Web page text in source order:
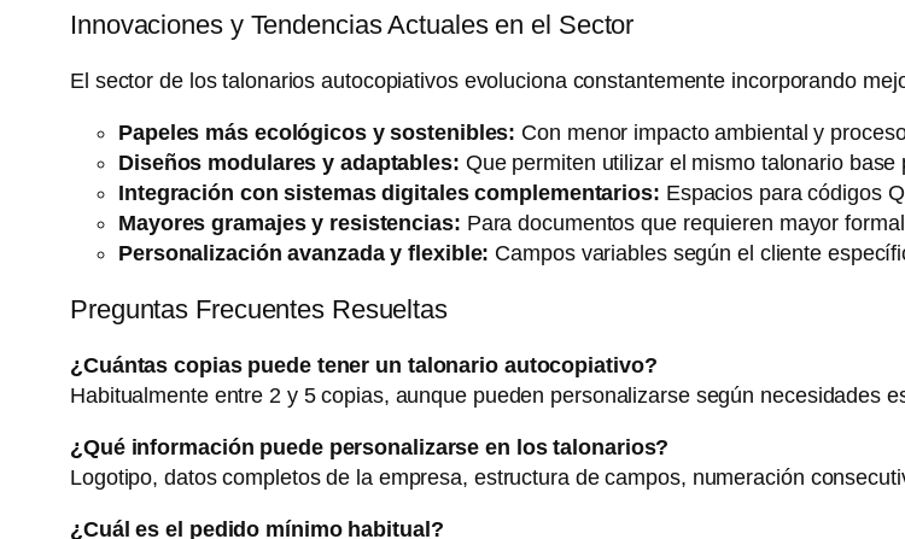
Innovaciones y Tendencias Actuales en el Sector
El sector de los talonarios autocopiativos evoluciona constantemente incorporando
Papeles más ecológicos y sostenibles: Con menor impacto ambiental y
Diseños modulares y adaptables: Que permiten utilizar el mismo talonario
Integración con sistemas digitales complementarios: Espacios para códigos
Mayores gramajes y resistencias: Para documentos que requieren mayor
Personalización avanzada y flexible: Campos variables según el cliente
Preguntas Frecuentes Resueltas
¿Cuántas copias puede tener un talonario autocopiativo?
Habitualmente entre 2 y 5 copias, aunque pueden personalizarse según necesidades
¿Qué información puede personalizarse en los talonarios?
Logotipo, datos completos de la empresa, estructura de campos, numeración
¿Cuál es el pedido mínimo habitual?